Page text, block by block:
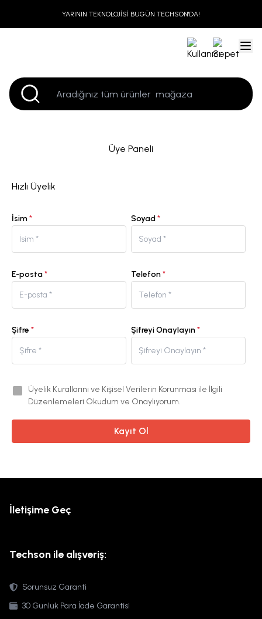
YARININ TEKNOLOJİSİ BUGÜN TECHSON'DA!
Üye Paneli
Hızlı Üyelik
İsim* Soyad*
E-posta* Telefon*
Şifre * Şifreyi Onaylayın*
Üyelik Kurallarını ve Kişisel Verilerin Korunması ile İlgili
Düzenlemeleri Okudum ve Onaylıyorum.
Kayıt Ol
İletişime Geç
Techson ile alışveriş:
Sorunsuz Garanti
30 Günlük Para İade Garantisi